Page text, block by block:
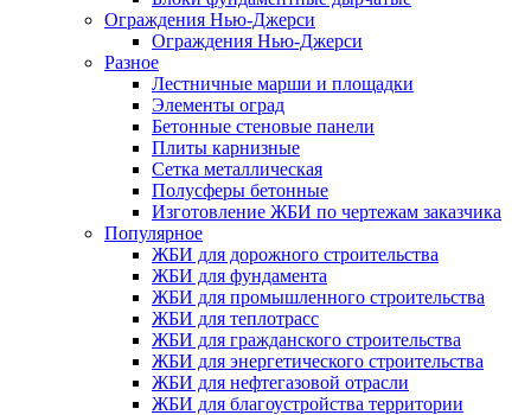
Ограждения Нью-Джерси
Ограждения Нью-Джерси
Разное
Лестничные марши и площадки
Элементы оград
Бетонные стеновые панели
Плиты карнизные
Сетка металлическая
Полусферы бетонные
Изготовление ЖБИ по чертежам заказчика
Популярное
ЖБИ для дорожного строительства
ЖБИ для фундамента
ЖБИ для промышленного строительства
ЖБИ для теплотрасс
ЖБИ для гражданского строительства
ЖБИ для энергетического строительства
ЖБИ для нефтегазовой отрасли
ЖБИ для благоустройства территории